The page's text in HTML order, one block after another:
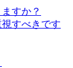
すか？
すべきです